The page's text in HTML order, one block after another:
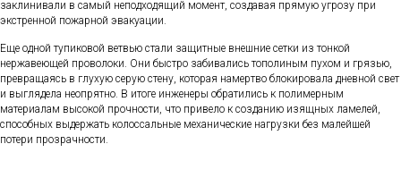
заклинивали в самый неподходящий момент, создавая прямую угрозу при
экстренной пожарной эвакуации.
Еще одной тупиковой ветвью стали защитные внешние сетки из тонкой
нержавеющей проволоки. Они быстро забивались тополиным пухом и грязью,
превращаясь в глухую серую стену, которая намертво блокировала дневной свет
и выглядела неопрятно. В итоге инженеры обратились к полимерным
материалам высокой прочности, что привело к созданию изящных ламелей,
способных выдержать колоссальные механические нагрузки без малейшей
потери прозрачности.